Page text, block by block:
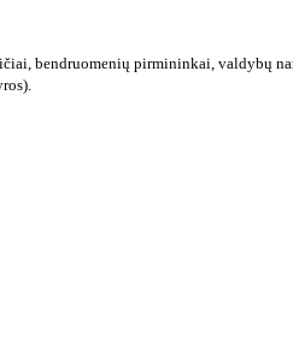
bendruomenių pirmininkai,